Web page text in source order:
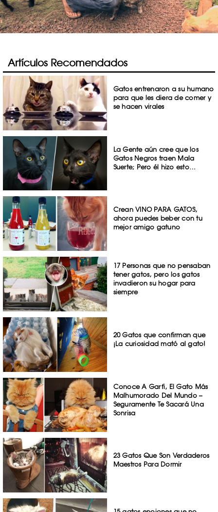
Artículos Recomendados
Gatos entrenaron a su humano
para que les diera de comer y
se hacen virales
La Gente aún cree que los
Gatos Negros traen Mala
Suerte; Pero él hizo esto…
Crean VINO PARA GATOS,
ahora puedes beber con tu
mejor amigo gatuno
17 Personas que no pensaban
tener gatos, pero los gatos
invadieron su hogar para
siempre
20 Gatos que confirman que
¡La curiosidad mató al gato!
Conoce A Garfi, El Gato Más
Malhumorado Del Mundo –
Seguramente Te Sacará Una
Sonrisa
23 Gatos Que Son Verdaderos
Maestros Para Dormir